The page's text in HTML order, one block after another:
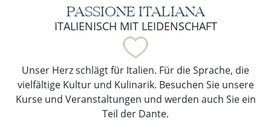
PASSIONE ITALIANA
ITALIENISCH MIT LEIDENSCHAFT
Unser Herz schlägt für Italien. Für die Sprache, die
vielfältige Kultur und Kulinarik. Besuchen Sie unsere
Kurse und Veranstaltungen und werden auch Sie ein
Teil der Dante.